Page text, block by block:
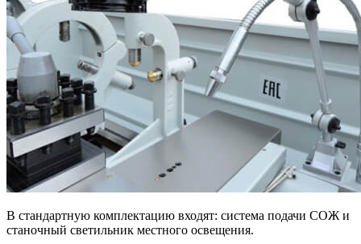
В стандартную комплектацию входят: система подачи СОЖ и
станочный светильник местного освещения.